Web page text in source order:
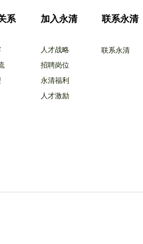
系 加入永清
人才战略
招聘岗位
永清福利
人才激励
联系永清
联系永清